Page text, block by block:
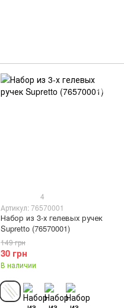
4
Артикул: 76570001
Набор из 3-х гелевых ручек
Supretto (76570001)
30 грн
149 грн
В наличии